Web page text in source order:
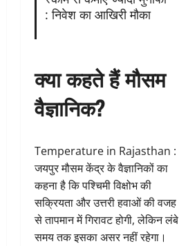
: निवेश का आखिरी मौका
क्या कहते हैं मौसम
वैज्ञानिक?
Temperature in Rajasthan :
जयपुर मौसम केंद्र के वैज्ञानिकों का
कहना है कि पश्चिमी विक्षोभ की
सक्रियता और उत्तरी हवाओं की वजह
से तापमान में गिरावट होगी, लेकिन लंबे
समय तक इसका असर नहीं रहेगा।